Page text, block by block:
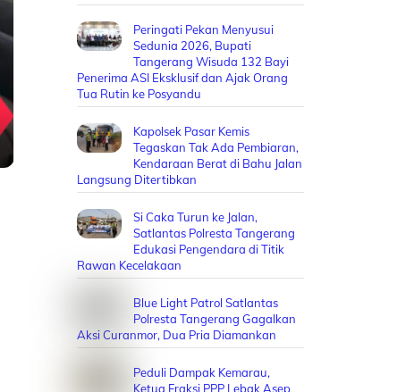
Peringati Pekan Menyusui
Sedunia 2026, Bupati
Tangerang Wisuda 132 Bayi
Penerima ASI Eksklusif dan Ajak Orang
Tua Rutin ke Posyandu
Kapolsek Pasar Kemis
Tegaskan Tak Ada Pembiaran,
Kendaraan Berat di Bahu Jalan
Langsung Ditertibkan
Si Caka Turun ke Jalan,
Satlantas Polresta Tangerang
Edukasi Pengendara di Titik
Rawan Kecelakaan
Blue Light Patrol Satlantas
Polresta Tangerang Gagalkan
Aksi Curanmor, Dua Pria Diamankan
Peduli Dampak Kemarau,
Ketua Fraksi PPP Lebak Asep